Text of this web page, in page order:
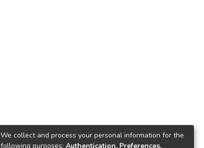
We collect and process your personal information for the
following purposes: Authentication, Preferences,